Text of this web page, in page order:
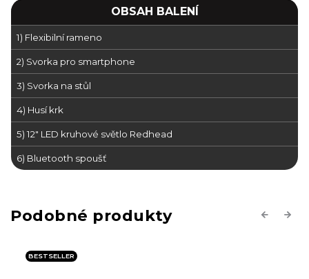
OBSAH BALENÍ
1) Flexibilní rameno
2) Svorka pro smartphone
3) Svorka na stůl
4) Husí krk
5) 12" LED kruhové světlo Redhead
6) Bluetooth spoušť
Previous
Next